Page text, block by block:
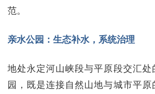
范。
亲水公园：生态补水，系统治理
地处永定河山峡段与平原段交汇处
园，既是连接自然山地与城市平